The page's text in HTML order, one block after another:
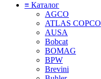
≡ Каталог
AGCO
ATLAS COPCO
AUSA
Bobcat
BOMAG
BPW
Brevini